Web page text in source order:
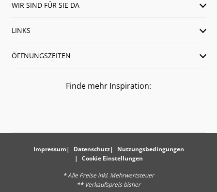
WIR SIND FÜR SIE DA
LINKS
ÖFFNUNGSZEITEN
Finde mehr Inspiration:
Impressum Datenschutz
Nutzungsbedingungen
Cookie Einstellungen
* Alle Preise inkl. Mehrwertsteuer
** Verkaufspreis bisher